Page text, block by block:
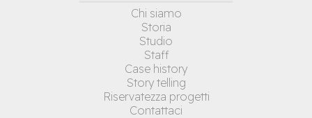
Chi siamo
Storia
Studio
Staff
Case history
Story telling
Riservatezza progetti
Contattaci